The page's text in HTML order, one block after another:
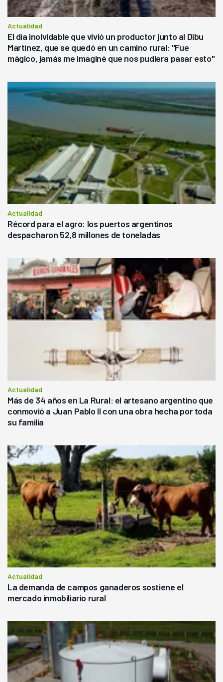
Actualidad
El día inolvidable que vivió un productor junto al Dibu
Martínez, que se quedó en un camino rural: "Fue
mágico, jamás me imaginé que nos pudiera pasar esto"
Actualidad
Récord para el agro: los puertos argentinos
despacharon 52,8 millones de toneladas
Actualidad
Más de 34 años en La Rural: el artesano argentino que
conmovió a Juan Pablo II con una obra hecha por toda
su familia
Actualidad
La demanda de campos ganaderos sostiene el
mercado inmobiliario rural